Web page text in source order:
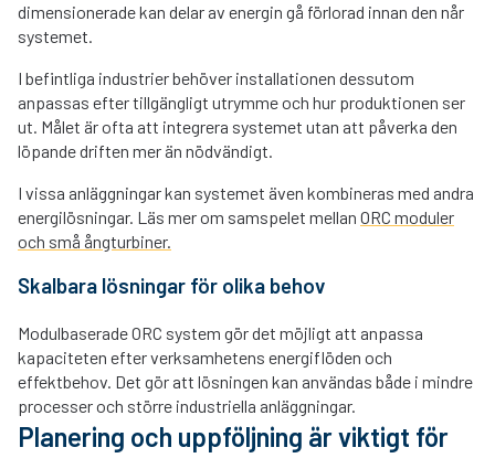
dimensionerade kan delar av energin gå förlorad innan den når
systemet.
I befintliga industrier behöver installationen dessutom
anpassas efter tillgängligt utrymme och hur produktionen ser
ut. Målet är ofta att integrera systemet utan att påverka den
löpande driften mer än nödvändigt.
I vissa anläggningar kan systemet även kombineras med andra
energilösningar. Läs mer om samspelet mellan ORC moduler
och små ångturbiner.
Skalbara lösningar för olika behov
Modulbaserade ORC system gör det möjligt att anpassa
kapaciteten efter verksamhetens energiflöden och
effektbehov. Det gör att lösningen kan användas både i mindre
processer och större industriella anläggningar.
Planering och uppföljning är viktigt för